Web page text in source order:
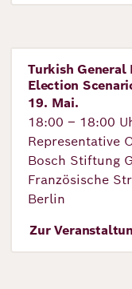
Veranstaltung
Turkish General
Election
19. Mai.
18:00 – 18:00
Representative
Bosch Stiftung
Französische
Berlin
Zur